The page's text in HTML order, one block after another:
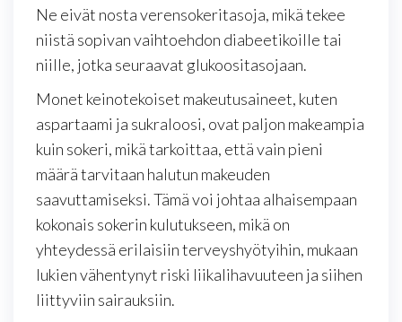
Ne eivät nosta verensokeritasoja, mikä tekee
niistä sopivan vaihtoehdon diabeetikoille tai
niille, jotka seuraavat glukoositasojaan.
Monet keinotekoiset makeutusaineet, kuten
aspartaami ja sukraloosi, ovat paljon makeampia
kuin sokeri, mikä tarkoittaa, että vain pieni
määrä tarvitaan halutun makeuden
saavuttamiseksi. Tämä voi johtaa alhaisempaan
kokonais sokerin kulutukseen, mikä on
yhteydessä erilaisiin terveyshyötyihin, mukaan
lukien vähentynyt riski liikalihavuuteen ja siihen
liittyviin sairauksiin.